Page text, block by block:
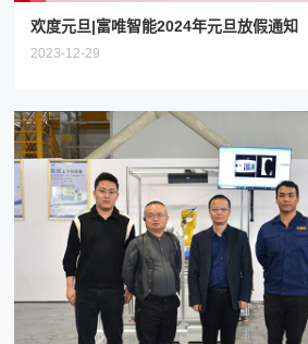
欢度元旦|富唯智能2024年元旦放假通知
2023-12-29